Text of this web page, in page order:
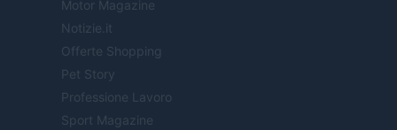
Motor Magazine
Notizie.it
Offerte Shopping
Pet Story
Professione Lavoro
Sport Magazine